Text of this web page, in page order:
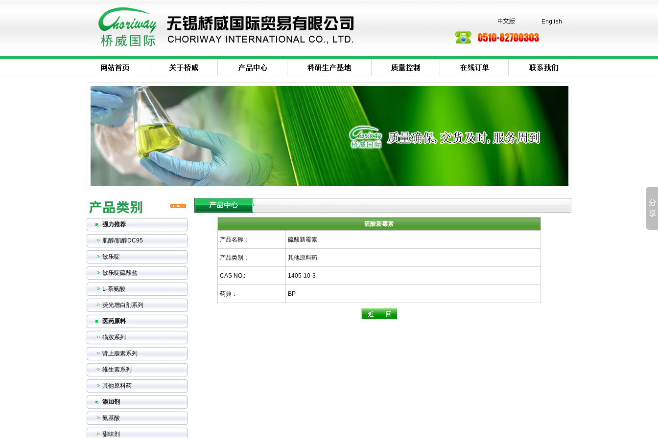
强力推荐
肌醇/肌醇DC95
敏乐啶
敏乐啶硫酸盐
L-茶氨酸
荧光增白剂系列
医药原料
磺胺系列
肾上腺素系列
维生素系列
其他原料药
添加剂
氨基酸
甜味剂
硫酸新霉素
产品名称： 硫酸新霉素
产品类别： 其他原料药
CAS NO.: 1405-10-3
药典： BP